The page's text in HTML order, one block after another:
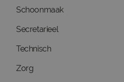
Schoonmaak
Secretarieel
Technisch
Zorg